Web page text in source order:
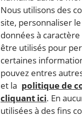
Nous utilisons des
site, personnaliser
données à
être utilisés pour
certaines
pouvez entres
et la politique de
cliquant ici. En
utilisées à des fins